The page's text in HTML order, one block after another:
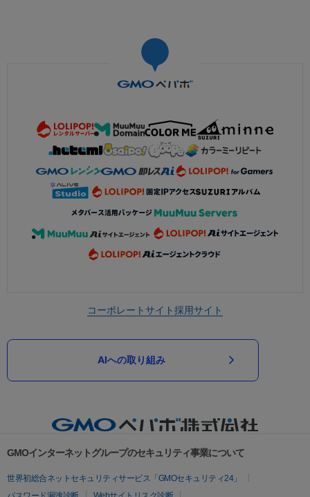
コーポレートサイト採用サイト
AIへの取り組み
GMOインターネットグループのセキュリティ事業について
世界初総合ネットセキュリティサービス「GMOセキュリティ24」